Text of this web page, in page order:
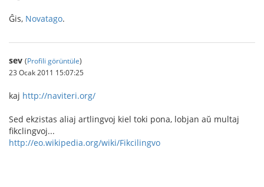
Ĝis, Novatago.
sev (Profili görüntüle)
23 Ocak 2011 15:07:25
kaj http://naviteri.org/
Sed ekzistas aliaj artlingvoj kiel toki pona, lobjan aŭ multaj
fikclingvoj...
http://eo.wikipedia.org/wiki/Fikcilingvo